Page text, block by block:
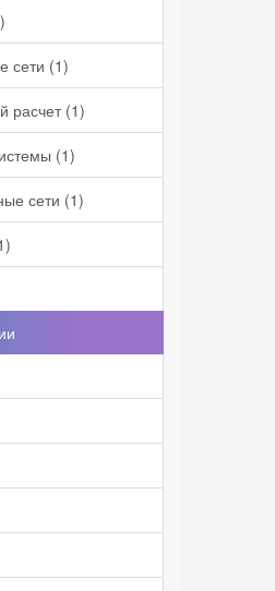
сети (1)
расчет (1)
(1)
сети (1)